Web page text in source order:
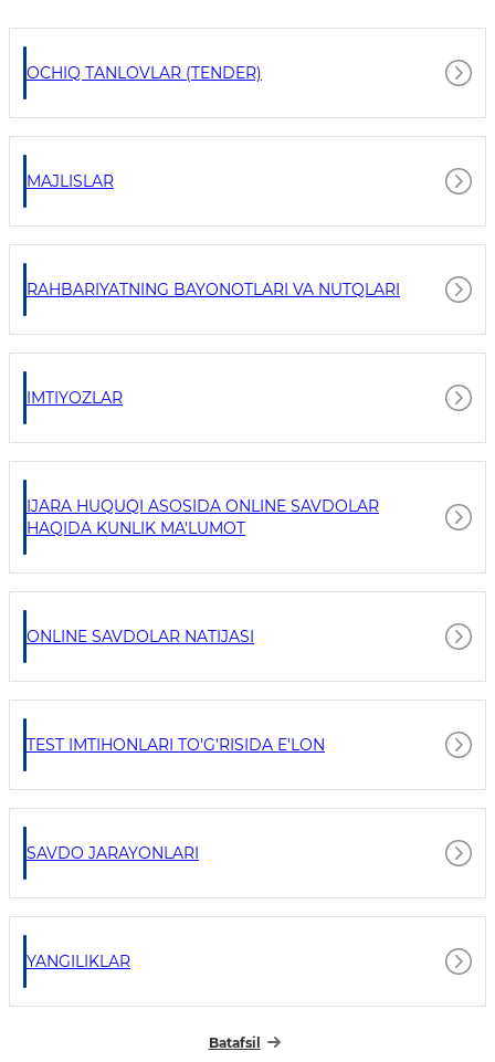
OCHIQ TANLOVLAR (TENDER)
MAJLISLAR
RAHBARIYATNING BAYONOTLARI VA NUTQLARI
IMTIYOZLAR
IJARA HUQUQI ASOSIDA ONLINE SAVDOLAR
HAQIDA KUNLIK MA'LUMOT
ONLINE SAVDOLAR NATIJASI
TEST IMTIHONLARI TO'G'RISIDA E'LON
SAVDO JARAYONLARI
YANGILIKLAR
Batafsil